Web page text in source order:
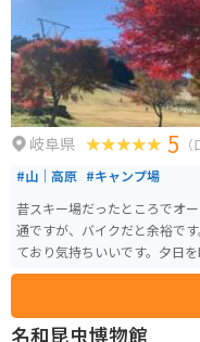
グにも最適なエリアです。た
意が必要です。道の駅から少
りと旅の疲れを癒やすのも良
岐阜県 5
#山｜高原 #キャンプ場
昔スキー場だったところでオ
通ですが、バイクだと余裕で
ており気持ちいいです。夕日
過ごしやすい気候を選ぶか、
名和昆虫博物館